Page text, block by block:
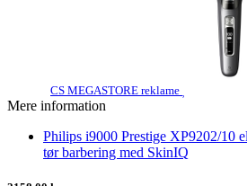
CS MEGASTORE reklame
Mere information
Philips i9000 Prestige XP9202/10
tør barbering med SkinIQ